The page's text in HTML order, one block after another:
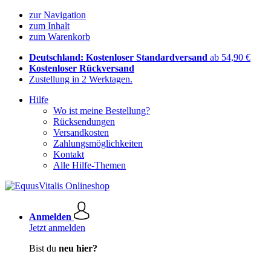
zur Navigation
zum Inhalt
zum Warenkorb
Deutschland: Kostenloser Standardversand ab 54,90 €
Kostenloser Rückversand
Zustellung in 2 Werktagen.
Hilfe
Wo ist meine Bestellung?
Rücksendungen
Versandkosten
Zahlungsmöglichkeiten
Kontakt
Alle Hilfe-Themen
Anmelden
Jetzt anmelden
Bist du neu hier?